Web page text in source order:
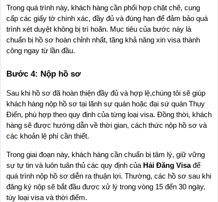
Trong quá trình này, khách hàng cần phối hợp chặt chẽ, cung
cấp các giấy tờ chính xác, đầy đủ và đúng hạn để đảm bảo quá
trình xét duyệt không bị trì hoãn. Mục tiêu của bước này là
chuẩn bị hồ sơ hoàn chỉnh nhất, tăng khả năng xin visa thành
công ngay từ lần đầu.
Bước 4: Nộp hồ sơ
Sau khi hồ sơ đã hoàn thiện đầy đủ và hợp lệ,chúng tôi sẽ giúp
khách hàng nộp hồ sơ tại lãnh sự quán hoặc đại sứ quán Thụy
Điển, phù hợp theo quy định của từng loại visa. Đồng thời, khách
hàng sẽ được hướng dẫn về thời gian, cách thức nộp hồ sơ và
các khoản lệ phí cần thiết.
Trong giai đoạn này, khách hàng cần chuẩn bị tâm lý, giữ vững
sự tự tin và luôn tuân thủ các quy định của Hải Đăng Visa để
quá trình nộp hồ sơ diễn ra thuận lợi. Thường, các hồ sơ sau khi
đăng ký nộp sẽ bắt đầu được xử lý trong vòng 15 đến 30 ngày,
tùy loại visa và thời điểm.